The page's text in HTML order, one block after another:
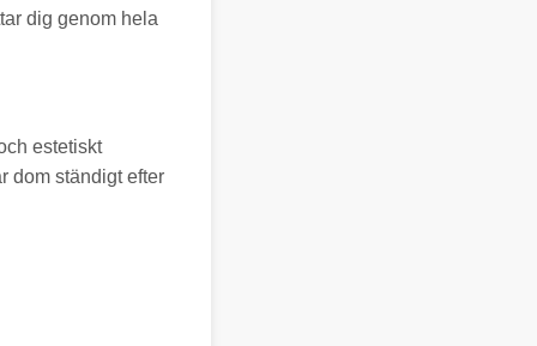
dig genom hela
estetiskt
dom ständigt efter